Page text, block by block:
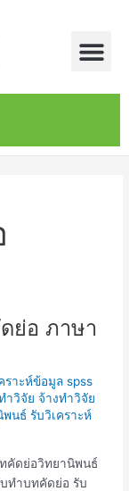
ย่อ ภาษา
ราะห์ข้อมูล spss
ำวิจัย จ้างทำวิจัย
นธ์ รับวิเคราะห์
คัดย่อวิทยานิพนธ์
ทำบทคัดย่อ รับ